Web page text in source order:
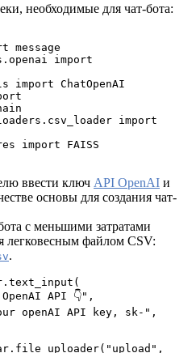
необходимые для чат-бота:
message
import
import ChatOpenAI
import
import FAISS
ввести ключ API OpenAI и
основы для создания чат-
с меньшими затратами
легковесным файлом CSV:
.
OpenAI API 👇",
openAI API key, sk-",